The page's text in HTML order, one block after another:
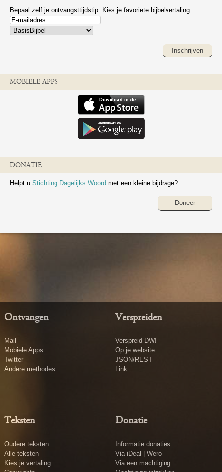
Bepaal zelf je ontvangsttijdstip. Kies je favoriete bijbelvertaling.
Inschrijven
MOBIELE APPS
DONATIE
Helpt u Stichting Dagelijks Woord met een kleine bijdrage?
Doneer
Ontvangen
Mail
Mobiele Apps
Twitter
Andere methodes
Verspreiden
Verspreid DW!
Op je website
JSON/REST
Link
Teksten
Oudere teksten
Alle teksten
Kies je vertaling
Donatie
Informatie donaties
Via iDeal | Wero
Via een machtiging